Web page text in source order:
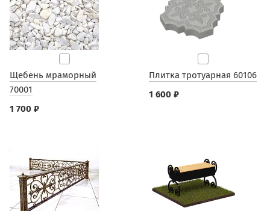
Щебень мраморный
70001
1 700 ₽
Плитка тротуарная 60106
1 600 ₽